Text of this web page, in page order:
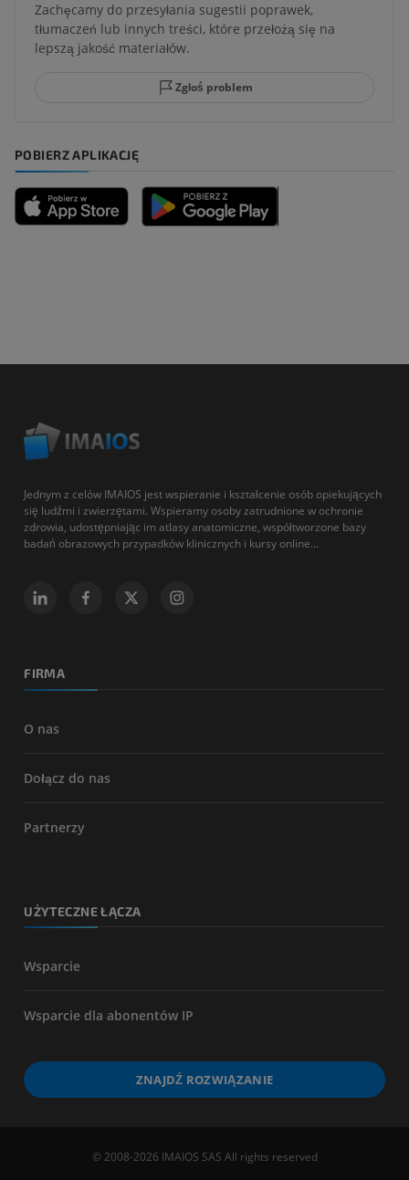
Zachęcamy do przesyłania sugestii poprawek,
tłumaczeń lub innych treści, które przełożą się na
lepszą jakość materiałów.
Zgłoś problem
POBIERZ APLIKACJĘ
Jednym z celów IMAIOS jest wspieranie i kształcenie osób opiekujących
się ludźmi i zwierzętami. Wspieramy osoby zatrudnione w ochronie
zdrowia, udostępniając im atlasy anatomiczne, współtworzone bazy
badań obrazowych przypadków klinicznych i kursy online...
FIRMA
O nas
Dołącz do nas
Partnerzy
UŻYTECZNE ŁĄCZA
Wsparcie
Wsparcie dla abonentów IP
ZNAJDŹ ROZWIĄZANIE
© 2008-2026 IMAIOS SAS All rights reserved